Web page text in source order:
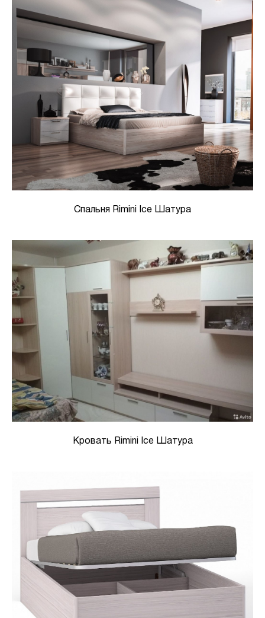
Спальня Rimini Ice Шатура
Кровать Rimini Ice Шатура